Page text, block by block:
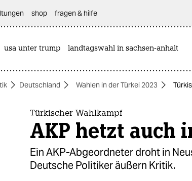
shop fragen & hilfe
usa unter trump landtagswahl in sachsen-anhalt
Deutschland Wahlen in der Türkei 2023
Türkischer Wahlkampf
AKP hetzt auch
Ein AKP-Abgeordneter droht in
Deutsche Politiker äußern Kritik.